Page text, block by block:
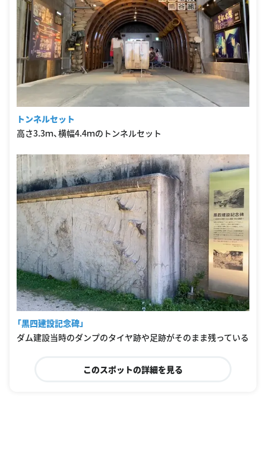
トンネルセット
高さ3.3ｍ、横幅4.4ｍのトンネルセット
「黒四建設記念碑」
ダム建設当時のダンプのタイヤ跡や足跡がそのまま残っている
このスポットの詳細を見る